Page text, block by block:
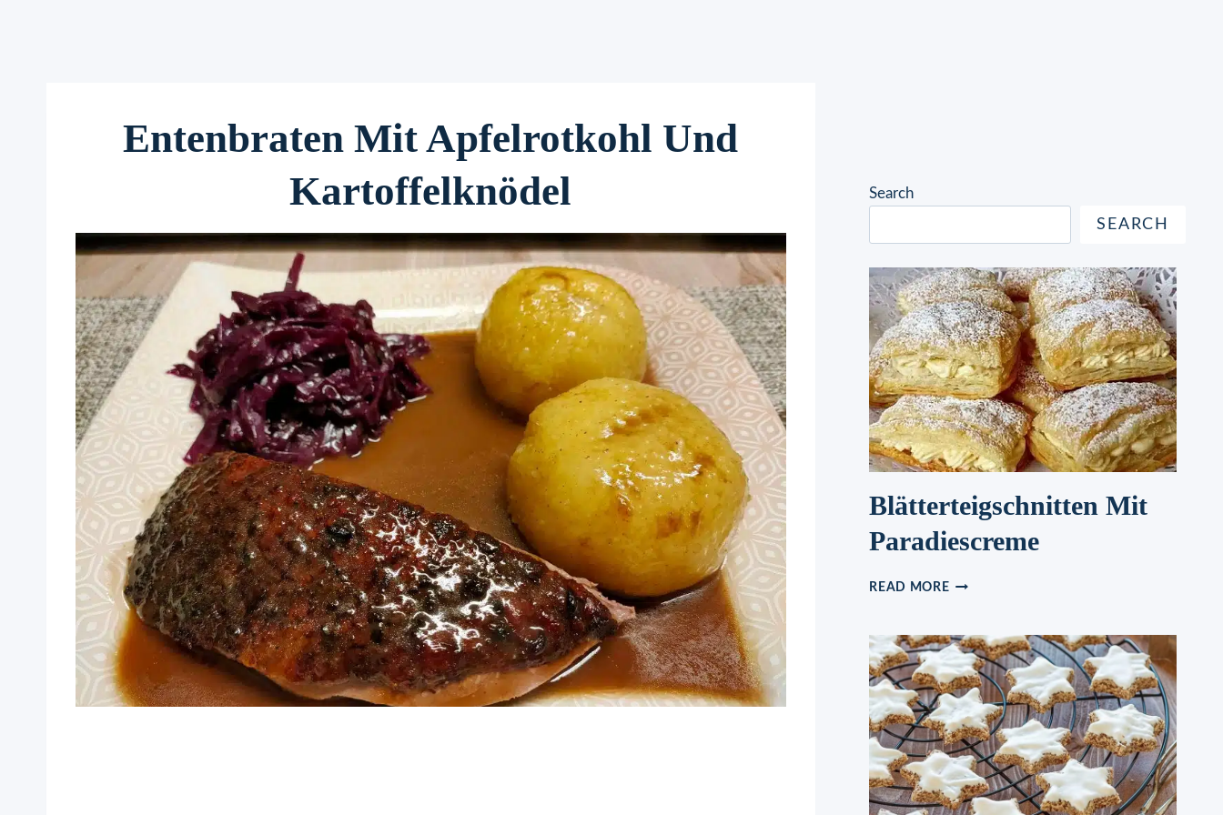
Entenbraten Mit Apfelrotkohl Und
Kartoffelknödel
Search
SEARCH
Blätterteigschnitten Mit
Paradiescreme
READ MOREBLÄTTERTEIGSCHNITTEN